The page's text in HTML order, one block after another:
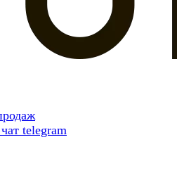
telegram